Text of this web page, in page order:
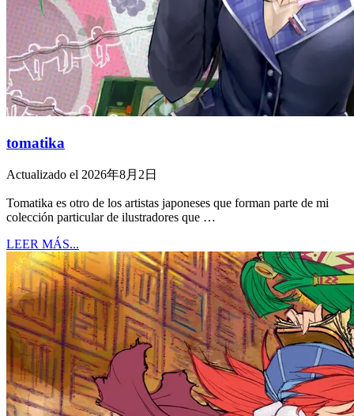
tomatika
Actualizado el 2026年8月2日
Tomatika es otro de los artistas japoneses que forman parte de mi
colección particular de ilustradores que …
LEER MÁS...